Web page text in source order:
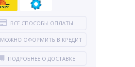
ВСЕ СПОСОБЫ ОПЛАТЫ
МОЖНО ОФОРМИТЬ В КРЕДИТ
ПОДРОБНЕЕ О ДОСТАВКЕ